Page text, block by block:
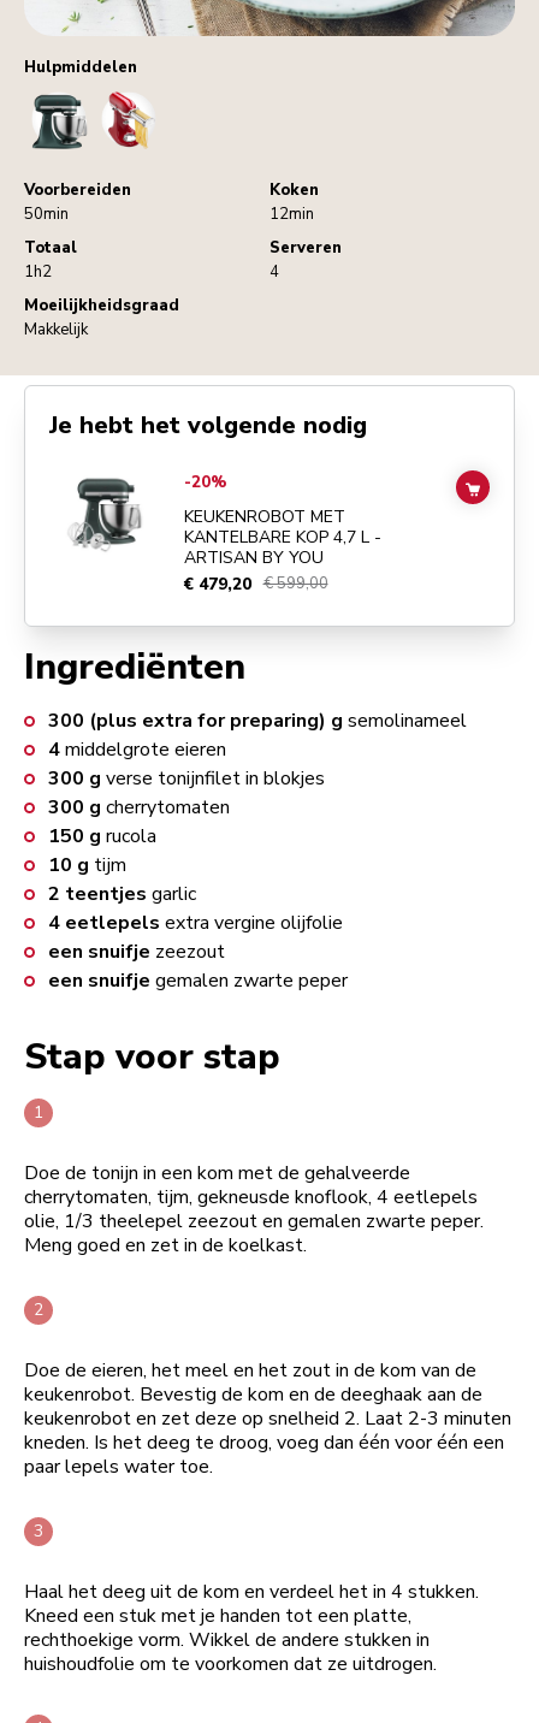
Hulpmiddelen
StandMixerPastaCutters
Voorbereiden
50min
Koken
12min
Totaal
1h2
Serveren
4
Moeilijkheidsgraad
Makkelijk
Ingrediënten
300 (plus extra for preparing) g semolinameel
4middelgrote eieren
300 g verse tonijnfilet in blokjes
300 g cherrytomaten
150 g rucola
10 g tijm
2 teentjes garlic
4 eetlepels extra vergine olijfolie
een snuifje zeezout
een snuifje gemalen zwarte peper
Stap voor stap
Doe de tonijn in een kom met de gehalveerde
cherrytomaten, tijm, gekneusde knoflook, 4 eetlepels
olie, 1/3 theelepel zeezout en gemalen zwarte peper.
Meng goed en zet in de koelkast.
Doe de eieren, het meel en het zout in de kom van de
keukenrobot. Bevestig de kom en de deeghaak aan de
keukenrobot en zet deze op snelheid 2. Laat 2-3 minuten
kneden. Is het deeg te droog, voeg dan één voor één een
paar lepels water toe.
Haal het deeg uit de kom en verdeel het in 4 stukken.
Kneed een stuk met je handen tot een platte,
rechthoekige vorm. Wikkel de andere stukken in
huishoudfolie om te voorkomen dat ze uitdrogen.
Je hebt het volgende nodig
Go toKEUKENROBOT MET KANTELBARE KOP 4,7 L - ARTISAN BY
-20%
KEUKENROBOT MET
KANTELBARE KOP 4,7 L -
ARTISAN BY YOU
€ 479,20 € 599,00
ADD